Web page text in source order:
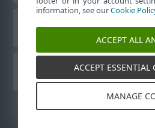
管理
ESET 用户
©1992-2026ESET, spol. s
information, see ourCookie
ACCEPT ALL
ACCEPT ESSENTIAL
MANAGE